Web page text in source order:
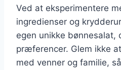
Ved at eksperimentere
ingredienser og
egen unikke bønnesalat,
præferencer. Glem ikke
med venner og familie,